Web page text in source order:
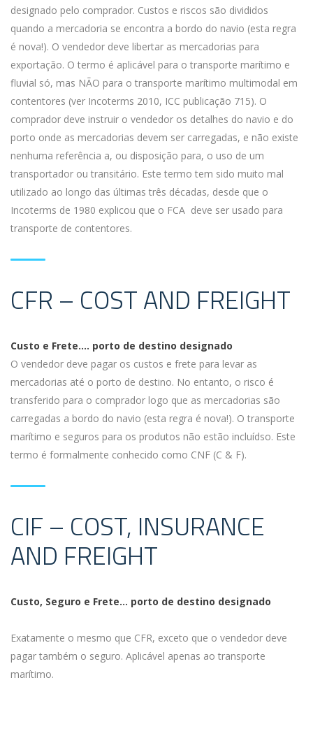
designado pelo comprador. Custos e riscos são divididos
quando a mercadoria se encontra a bordo do navio (esta regra
é nova!). O vendedor deve libertar as mercadorias para
exportação. O termo é aplicável para o transporte marítimo e
fluvial só, mas NÃO para o transporte marítimo multimodal em
contentores (ver Incoterms 2010, ICC publicação 715). O
comprador deve instruir o vendedor os detalhes do navio e do
porto onde as mercadorias devem ser carregadas, e não existe
nenhuma referência a, ou disposição para, o uso de um
transportador ou transitário. Este termo tem sido muito mal
utilizado ao longo das últimas três décadas, desde que o
Incoterms de 1980 explicou que o FCA deve ser usado para
transporte de contentores.
CFR – COST AND FREIGHT
Custo e Frete…. porto de destino designado
O vendedor deve pagar os custos e frete para levar as
mercadorias até o porto de destino. No entanto, o risco é
transferido para o comprador logo que as mercadorias são
carregadas a bordo do navio (esta regra é nova!). O transporte
marítimo e seguros para os produtos não estão incluídso. Este
termo é formalmente conhecido como CNF (C & F).
CIF – COST, INSURANCE
AND FREIGHT
Custo, Seguro e Frete… porto de destino designado
Exatamente o mesmo que CFR, exceto que o vendedor deve
pagar também o seguro. Aplicável apenas ao transporte
marítimo.